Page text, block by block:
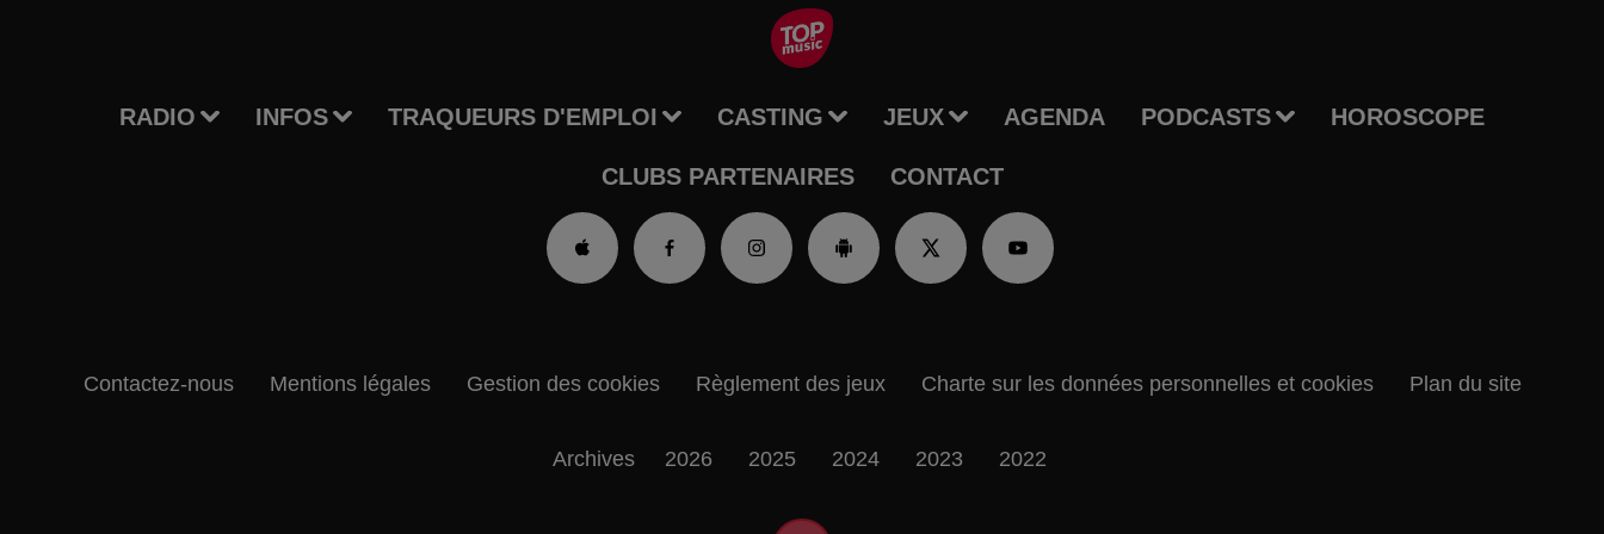
RADIO INFOS TRAQUEURS D'EMPLOI CASTING JEUX AGENDA PODCASTS HOROSCOPE
CLUBS PARTENAIRES CONTACT
Contactez-nous Mentions légales Gestion des cookies Règlement des jeux Charte sur les données personnelles et cookies Plan du site
Archives 2026 2025 2024 2023 2022